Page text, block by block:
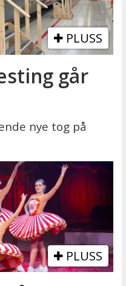
PLUSS
går
nye tog på
PLUSS